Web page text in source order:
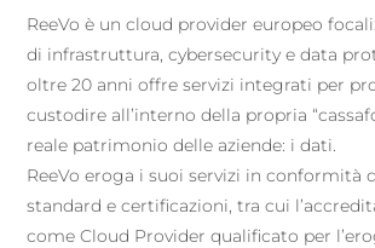
ReeVo è un cloud provider europeo
di infrastruttura, cybersecurity e data
oltre 20 anni offre servizi integrati per
custodire all’interno della propria
reale patrimonio delle aziende: i dati.
ReeVo eroga i suoi servizi in conformità
standard e certificazioni, tra cui
come Cloud Provider qualificato per